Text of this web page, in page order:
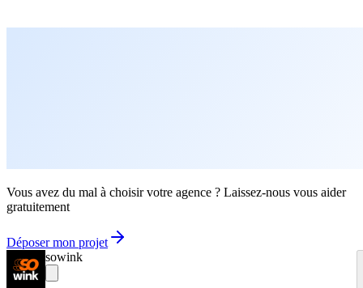
Vous avez du mal à choisir votre agence ? Laissez-nous vous aider
gratuitement
Déposer mon projet
sowink